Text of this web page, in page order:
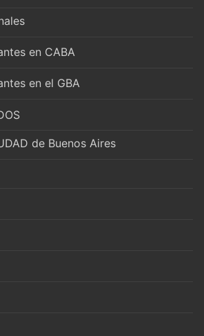
en CABA
en el GBA
de Buenos Aires